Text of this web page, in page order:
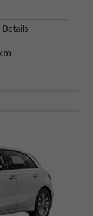
Details